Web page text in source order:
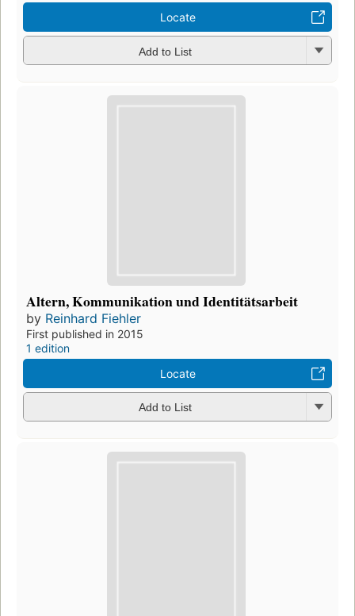
Locate
Add to List
Altern, Kommunikation und Identitätsarbeit
by Reinhard Fiehler
First published in 2015
1 edition
Locate
Add to List